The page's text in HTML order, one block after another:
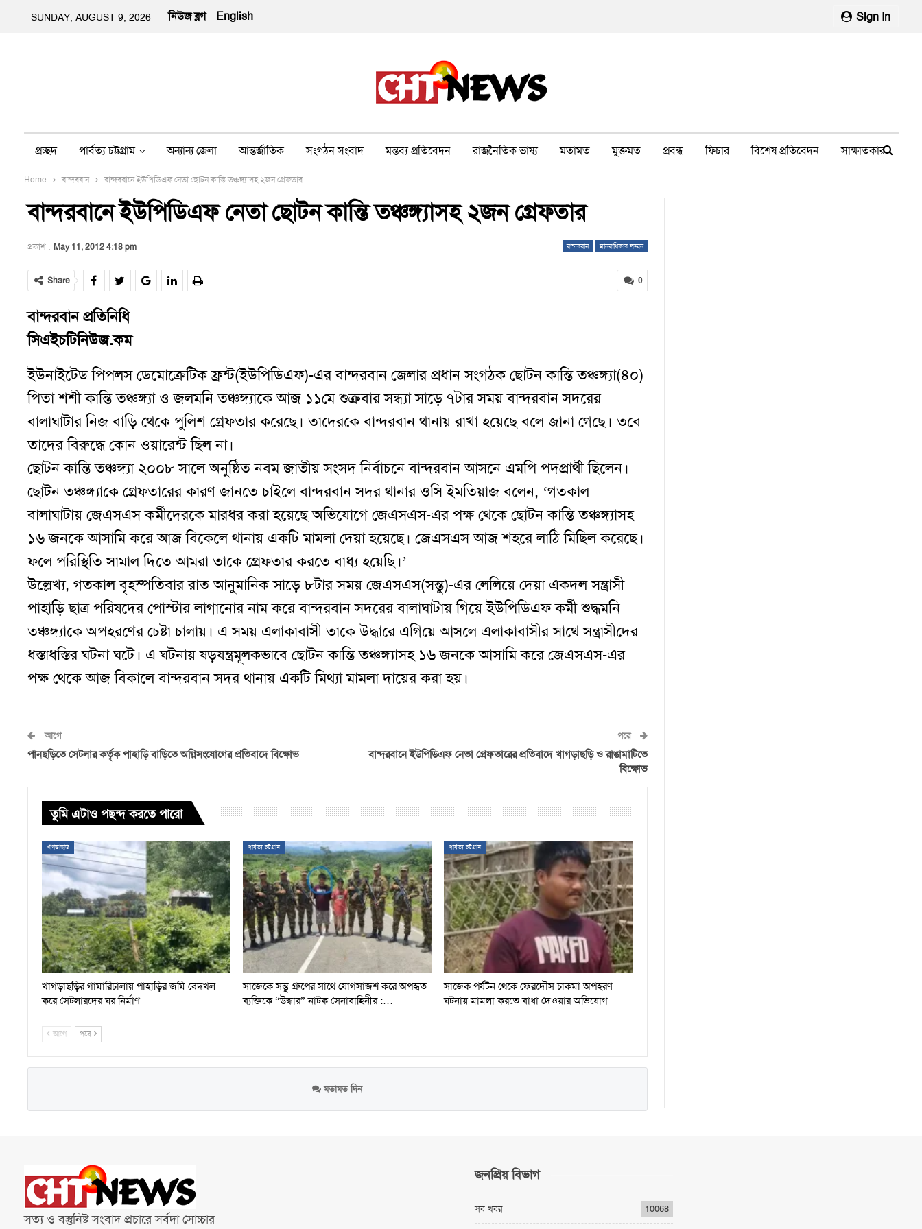
Sign In
SUNDAY, AUGUST 9, 2026 নিউজ ব্লগ English
প্রচ্ছদ পার্বত্য চট্টগ্রাম অন্যান্য জেলা আন্তর্জাতিক সংগঠন সংবাদ মন্তব্য প্রতিবেদন রাজনৈতিক ভাষ্য মতামত মুক্তমত প্রবন্ধ ফিচার বিশেষ প্রতিবেদন সাক্ষাতকার
অন্য মিডিয়া ইতিহাস জীবন-যাপন তথ্য প্রযুক্তি নারীর ওপর সহিংসতা
Home বান্দরবান বান্দরবানে ইউপিডিএফ নেতা ছোটন কান্তি তঞ্চঙ্গ্যাসহ ২জন গ্রেফতার
বান্দরবানে ইউপিডিএফ নেতা ছোটন কান্তি তঞ্চঙ্গ্যাসহ ২জন গ্রেফতার
বান্দরবান মানবাধিকার লঙ্ঘন
প্রকাশ : May 11, 2012 4:18 pm
0
Share
বান্দরবান প্রতিনিধি
সিএইচটিনিউজ.কম
ইউনাইটেড পিপলস ডেমোক্রেটিক ফ্রন্ট(ইউপিডিএফ)-এর বান্দরবান জেলার প্রধান সংগঠক ছোটন কান্তি তঞ্চঙ্গ্যা(৪০)
পিতা শশী কান্তি তঞ্চঙ্গ্যা ও জলমনি তঞ্চঙ্গ্যাকে আজ ১১মে শুক্রবার সন্ধ্যা সাড়ে ৭টার সময় বান্দরবান সদরের
বালাঘাটার নিজ বাড়ি থেকে পুলিশ গ্রেফতার করেছে।তাদেরকে বান্দরবান থানায় রাখা হয়েছে বলে জানা গেছে। তবে
তাদের বিরুদ্ধে কোন ওয়ারেন্ট ছিল না।
ছোটন কান্তি তঞ্চঙ্গ্যা ২০০৮ সালে অনুষ্ঠিত নবম জাতীয় সংসদ নির্বাচনে বান্দরবান আসনে এমপি পদপ্রার্থী ছিলেন।
ছোটন তঞ্চঙ্গ্যাকে গ্রেফতারের কারণ জানতে চাইলে বান্দরবান সদর থানার ওসি ইমতিয়াজ বলেন, ‘গতকাল
বালাঘাটায় জেএসএস কর্মীদেরকে মারধর করা হয়েছে অভিযোগে জেএসএস-এর পক্ষ থেকে ছোটন কান্তি তঞ্চঙ্গ্যাসহ
১৬ জনকে আসামি করে আজ বিকেলে থানায় একটি মামলা দেয়া হয়েছে। জেএসএস আজ শহরে লাঠি মিছিল করেছে।
ফলে পরিস্থিতি সামাল দিতে আমরা তাকে গ্রেফতার করতে বাধ্য হয়েছি।’
উল্লেখ্য, গতকাল বৃহস্পতিবার রাত আনুমানিক সাড়ে ৮টার সময় জেএসএস(সন্তু)-এর লেলিয়ে দেয়া একদল সন্ত্রাসী
পাহাড়ি ছাত্র পরিষদের পোস্টার লাগানোর নাম করে বান্দরবান সদরের বালাঘাটায় গিয়ে ইউপিডিএফ কর্মী শুদ্ধমনি
তঞ্চঙ্গ্যাকে অপহরণের চেষ্টা চালায়। এ সময় এলাকাবাসী তাকে উদ্ধারে এগিয়ে আসলে এলাকাবাসীর সাথে সন্ত্রাসীদের
ধস্তাধস্তির ঘটনা ঘটে। এ ঘটনায় ষড়যন্ত্রমূলকভাবে ছোটন কান্তি তঞ্চঙ্গ্যাসহ ১৬ জনকে আসামি করে জেএসএস-এর
পক্ষ থেকে আজ বিকালে বান্দরবান সদর থানায় একটি মিথ্যা মামলা দায়ের করা হয়।
আগে
পানছড়িতে সেটলার কর্তৃক পাহাড়ি বাড়িতে অগ্নিসংযোগের প্রতিবাদে বিক্ষোভ
পরে
বান্দরবানে ইউপিডিএফ নেতা গ্রেফতারের প্রতিবাদে খাগড়াছড়ি ও রাঙামাটিতে
বিক্ষোভ
তুমি এটাও পছন্দ করতে পারো
খাগড়াছড়ি
খাগড়াছড়ির গামারিঢালায় পাহাড়ির জমি বেদখল
করে সেটলারদের ঘর নির্মাণ
পার্বত্য চট্টগ্রাম
সাজেকে সন্তু গ্রুপের সাথে যোগসাজশ করে অপহৃত
ব্যক্তিকে “উদ্ধার” নাটক সেনাবাহিনীর :…
পার্বত্য চট্টগ্রাম
সাজেক পর্যটন থেকে ফেরদৌস চাকমা অপহরণ
ঘটনায় মামলা করতে বাধা দেওয়ার অভিযোগ
আগে পরে
মতামত দিন
সত্য ও বস্তুনিষ্ট সংবাদ প্রচারে সর্বদা সোচ্চার
জনপ্রিয় বিভাগ
সব খবর 10068